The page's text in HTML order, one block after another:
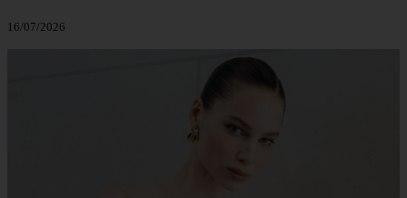
16/07/2026